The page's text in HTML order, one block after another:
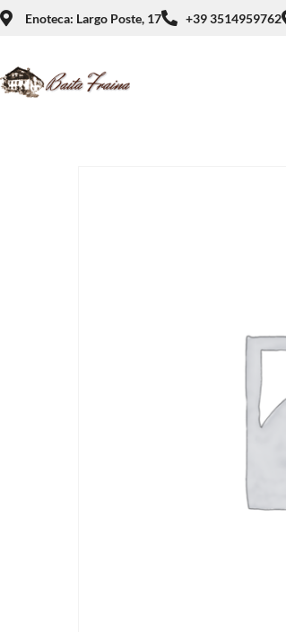
Enoteca: Largo Poste, 17 +39 3514959762